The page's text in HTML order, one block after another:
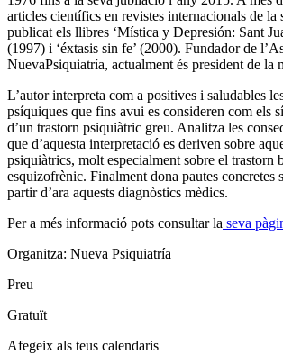
articles científics en revistes internacionals de la
publicat els llibres ‘Mística y Depresión: Sant
(1997) i ‘éxtasis sin fe’ (2000). Fundador de
NuevaPsiquiatría, actualment és president de la
L’autor interpreta com a positives i saludables
psíquiques que fins avui es consideren com els
d’un trastorn psiquiàtric greu. Analitza les
que d’aquesta interpretació es deriven sobre
psiquiàtrics, molt especialment sobre el trastorn
esquizofrènic. Finalment dona pautes concretes
partir d’ara aquests diagnòstics mèdics.
Per a més informació pots consultar la seva
Organitza: Nueva Psiquiatría
Preu
Gratuït
Afegeix als teus calendaris